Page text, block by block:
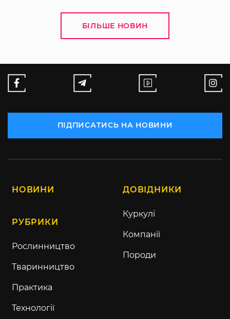
БІЛЬШЕ НОВИН
ПІДПИСАТИСЬ НА НОВИНИ
НОВИНИ
РУБРИКИ
Рослинництво
Тваринництво
Практика
Технології
ДОВІДНИКИ
Куркулі
Компанії
Породи